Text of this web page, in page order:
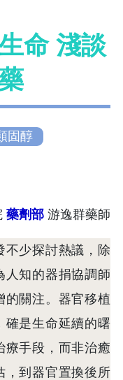
命 淺談
固醇
藥劑部 游逸群藥師
不少探討熱議，除
人知的器捐協調師
的關注。器官移植
確是生命延續的曙
療手段，而非治癒
，到器官置換後所